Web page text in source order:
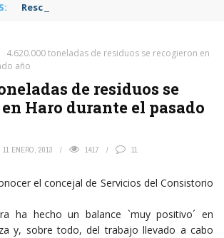
Rescatado un ciclista accidentado en un
4.620.000 toneladas de residuos se recogieron en
año
de residuos se
Haro durante el pasado
11 ENERO, 2013 1417 11
el concejal de Servicios del Consistorio
ha hecho un balance `muy positivo´ en
y, sobre todo, del trabajo llevado a cabo